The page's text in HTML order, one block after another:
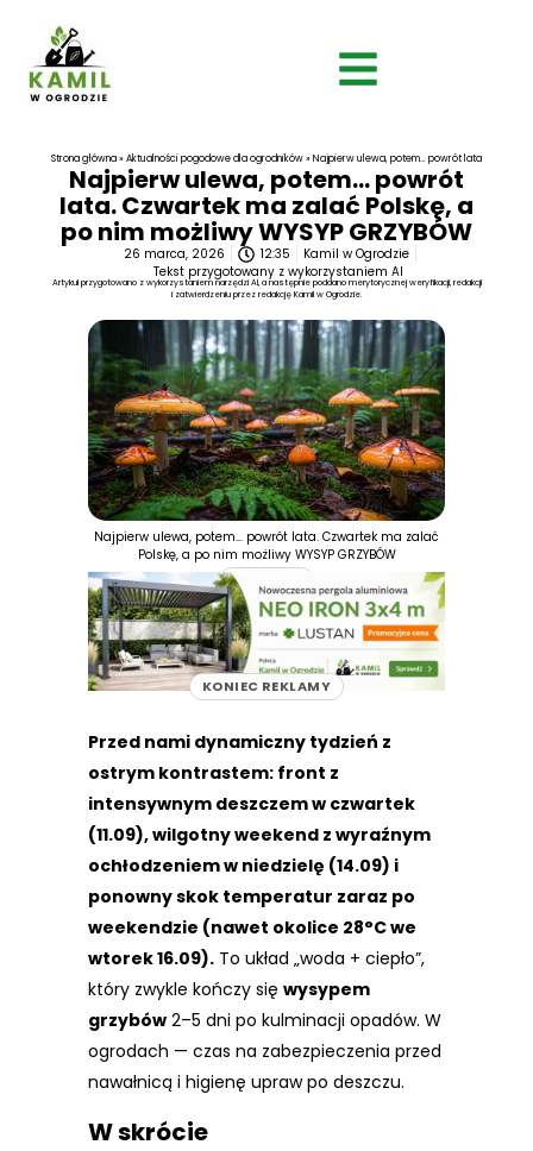
Strona główna»Aktualności pogodowe dla ogrodników»Najpierw ulewa, potem… powrót lata. Czwartek
Najpierw ulewa, potem… powrót
lata. Czwartek ma zalać Polskę, a
po nim możliwy WYSYP GRZYBÓW
26 marca, 2026 12:35
Kamil w Ogrodzie
Tekst przygotowany z wykorzystaniem AI
Artykuł przygotowano z wykorzystaniem narzędzi AI, a następnie poddano merytorycznej weryfikacji, redakcji
i zatwierdzeniu przez redakcję Kamil w Ogrodzie.
Najpierw ulewa, potem… powrót lata. Czwartek ma zalać
Polskę, a po nim możliwy WYSYP GRZYBÓW
REKLAMA
KONIEC REKLAMY
Przed nami dynamiczny tydzień z
ostrym kontrastem: front z
intensywnym deszczem w czwartek
(11.09), wilgotny weekend z wyraźnym
ochłodzeniem w niedzielę (14.09) i
ponowny skok temperatur zaraz po
weekendzie (nawet okolice 28°C we
wtorek 16.09). To układ „woda + ciepło”,
który zwykle kończy się wysypem
grzybów 2–5 dni po kulminacji opadów. W
ogrodach — czas na zabezpieczenia przed
nawałnicą i higienę upraw po deszczu.
W skrócie